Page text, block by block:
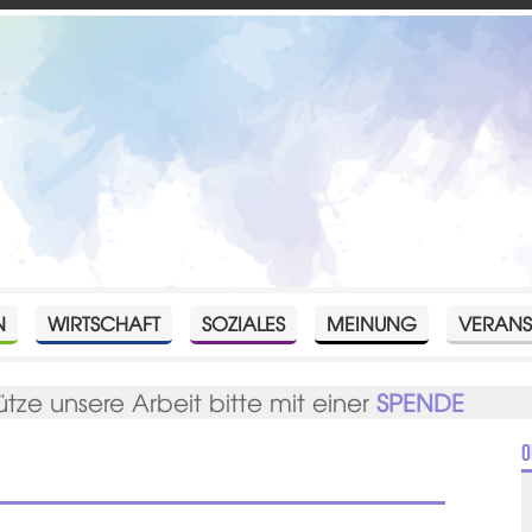
WIRTSCHAFT SOZIALES MEINUNG
unsere Arbeit bitte mit einerSPENDE